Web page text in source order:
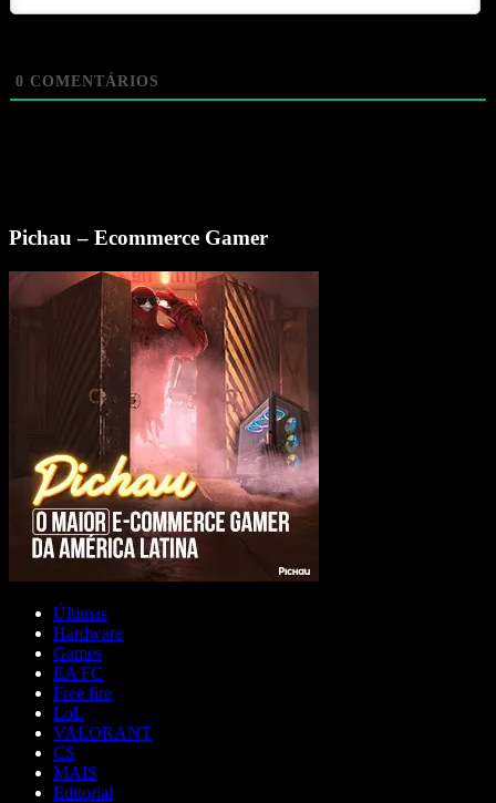
0 COMENTÁRIOS
Pichau – Ecommerce Gamer
Últimas
Hardware
Games
EA FC
Free fire
LoL
VALORANT
CS
MAIS
Editorial